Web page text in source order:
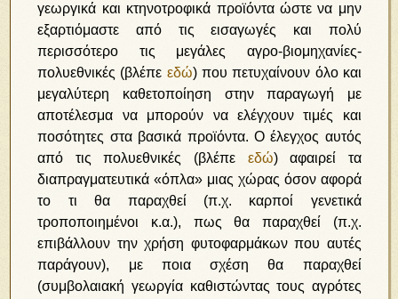
γεωργικά και κτηνοτροφικά προϊόντα ώστε να μην
εξαρτιόμαστε από τις εισαγωγές και πολύ
περισσότερο τις μεγάλες αγρο-βιομηχανίες-
πολυεθνικές (βλέπε εδώ) που πετυχαίνουν όλο και
μεγαλύτερη καθετοποίηση στην παραγωγή με
αποτέλεσμα να μπορούν να ελέγχουν τιμές και
ποσότητες στα βασικά προϊόντα. Ο έλεγχος αυτός
από τις πολυεθνικές (βλέπε εδώ) αφαιρεί τα
διαπραγματευτικά «όπλα» μιας χώρας όσον αφορά
το τι θα παραχθεί (π.χ. καρποί γενετικά
τροποποιημένοι κ.α.), πως θα παραχθεί (π.χ.
επιβάλλουν την χρήση φυτοφαρμάκων που αυτές
παράγουν), με ποια σχέση θα παραχθεί
(συμβολαιακή γεωργία καθιστώντας τους αγρότες